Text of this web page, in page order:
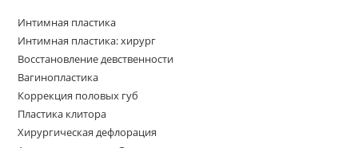
Интимная пластика
Интимная пластика: хирург
Восстановление девственности
Вагинопластика
Коррекция половых губ
Пластика клитора
Хирургическая дефлорация